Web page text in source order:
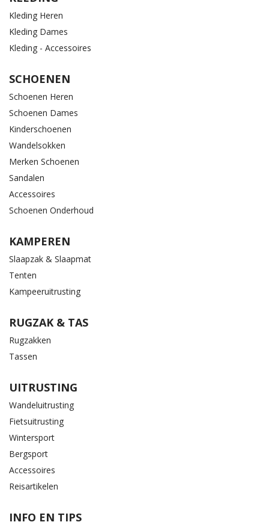
Kleding Heren
Kleding Dames
Kleding - Accessoires
SCHOENEN
Schoenen Heren
Schoenen Dames
Kinderschoenen
Wandelsokken
Merken Schoenen
Sandalen
Accessoires
Schoenen Onderhoud
KAMPEREN
Slaapzak & Slaapmat
Tenten
Kampeeruitrusting
RUGZAK & TAS
Rugzakken
Tassen
UITRUSTING
Wandeluitrusting
Fietsuitrusting
Wintersport
Bergsport
Accessoires
Reisartikelen
INFO EN TIPS